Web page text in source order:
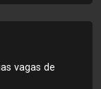
vagas de